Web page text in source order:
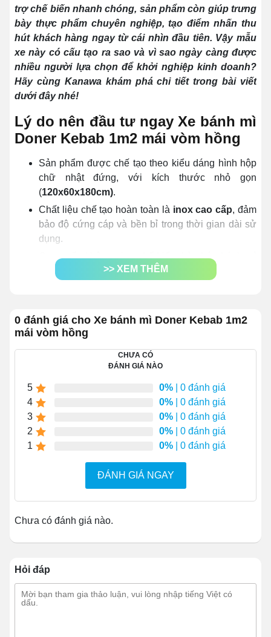
trợ chế biến nhanh chóng, sản phẩm còn giúp trưng
bày thực phẩm chuyên nghiệp, tạo điểm nhấn thu
hút khách hàng ngay từ cái nhìn đầu tiên. Vậy mẫu
xe này có cấu tạo ra sao và vì sao ngày càng được
nhiều người lựa chọn để khởi nghiệp kinh doanh?
Hãy cùng Kanawa khám phá chi tiết trong bài viết
dưới đây nhé!
Lý do nên đầu tư ngay Xe bánh mì
Doner Kebab 1m2 mái vòm hồng
Sản phẩm được chế tạo theo kiểu dáng hình hộp
chữ nhật đứng, với kích thước nhỏ gọn
(120x60x180cm).
Chất liệu chế tạo hoàn toàn là inox cao cấp, đảm
bảo độ cứng cáp và bền bỉ trong thời gian dài sử
dụng.
Cung cấp không gian chế biến, bày bán bánh mì
tại chỗ, giúp đáp ứng nhu cầu khách hàng nhanh
để bán nhiều mặt hàng khác như: bánh bao, ngô,
khoai, nước ép, trà sữa, cafe,...
Chi phí đầu tư cho mô hình bán hàng nàyrẻ hơn 2
so với mô hình mở cửa hàng truyền thống.
Sử dụng đơn giản
: Mở khóa bánh, vịn vào phần
inox bên hông xe, sau đó
xe đẩy bánh mì
phương ngược lại với thân xe rồi chỉnh hướng
phù hợp để di chuyển phương tiện tới điểm bán.
Khi tới điểm bán, cần chốt khóa bánh lại để đảm
bảo phương tiện không bị trượt trong quá trình bán
>> XEM THÊM
0 đánh giá cho Xe bánh mì Doner Kebab 1m2
mái vòm hồng
CHƯA CÓ
ĐÁNH GIÁ NÀO
5 0% | 0 đánh giá
4
0% | 0 đánh giá
3
0% | 0 đánh giá
2
0% | 0 đánh giá
1
0% | 0 đánh giá
ĐÁNH GIÁ NGAY
Chưa có đánh giá nào.
Hỏi đáp